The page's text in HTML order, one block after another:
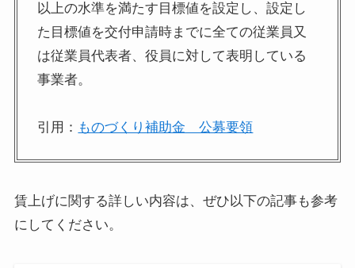
以上の水準を満たす目標値を設定し、設定し
た目標値を交付申請時までに全ての従業員又
は従業員代表者、役員に対して表明している
事業者。
引用： ものづくり補助金 公募要領
賃上げに関する詳しい内容は、ぜひ以下の記事も参考
にしてください。